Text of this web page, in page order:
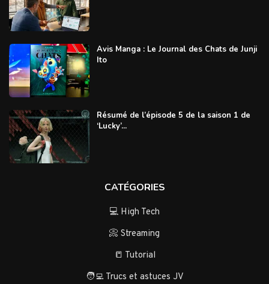
Avis Manga : Le Journal des Chats de Junji
Ito
Résumé de l’épisode 5 de la saison 1 de
‘Lucky’...
CATÉGORIES
💻 High Tech
📀 Streaming
📒 Tutorial
🧑‍💻 Trucs et astuces JV